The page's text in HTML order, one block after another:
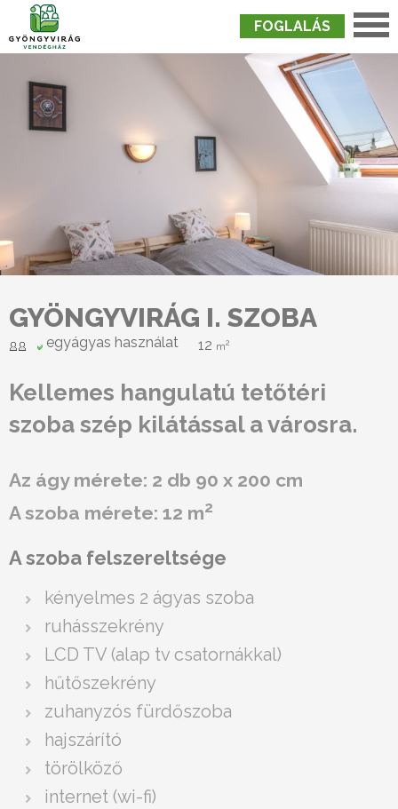
FOGLALÁS
GYÖNGYVIRÁG I. SZOBA
egyágyas használat 12 m2
Kellemes hangulatú tetőtéri
szoba szép kilátással a városra.
Az ágy mérete: 2 db 90 x 200 cm
A szoba mérete: 12 m2
A szoba felszereltsége
kényelmes 2 ágyas szoba
ruhásszekrény
LCD TV (alap tv csatornákkal)
hűtőszekrény
zuhanyzós fürdőszoba
hajszárító
törölköző
internet (wi-fi)